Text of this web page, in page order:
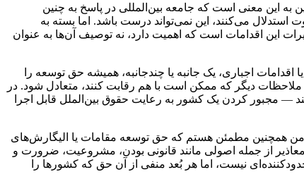
به این معنی است که جامعه بین‌المللی در پاسخ به چنین
می‌کنند، این نمی‌تواند درست باشد. اما بسته به
این اقدامات است که اهمیت دارد، نه توصیف آن‌ها به عنوان
اجباری، یک جانبه یا چندجانبه، همیشه حق توسعه را
دیگر که ممکن است با هم رقابت کنند، متعادل شود. در
اشاره می‌کند — مجبور کردن یک کشور به رعایت حقوق بین‌الملل قابل اجرا
همچنین مطمئن هستم که حق توسعه مقامات یا الیگارش‌های
از جمله اصولی مانند قانونی بودن، مشروعیت، ضرورت و
نیست، اما هر بُعد منفی از آن حق که کشورها را